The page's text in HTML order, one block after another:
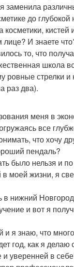
заменила
до
косметики, кистей
лице? И знаете
то, что
школа
ровные стрелки и
раз два).
меня в
все
что хочу
пендаль?
было нельзя и
в моей жизни, я
в нижний
и вот я
и я знаю, что
год, как я делаю
и уверенней в